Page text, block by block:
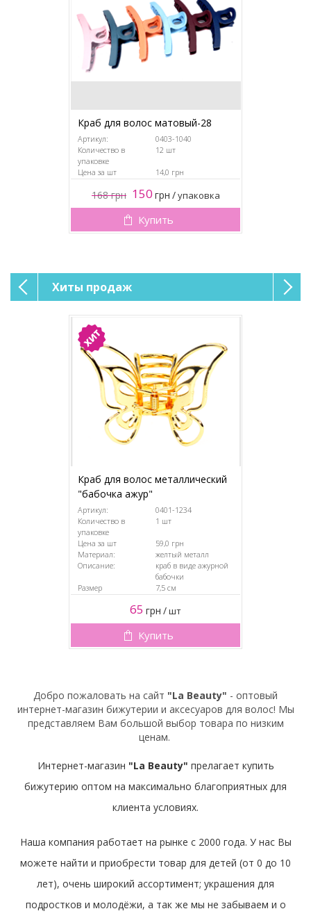
Краб для волос матовый-28
Артикул:
0403-1040
Количество в
упаковке
12 шт
Цена за шт 14,0 грн
168 грн 150 грн /упаковка
Купить
Хиты продаж
Краб для волос металлический
"бабочка ажур"
Артикул:
0401-1234
Количество в
упаковке
1 шт
Цена за шт
59,0 грн
Материал:
желтый металл
Описание:
краб в виде ажурной
бабочки
Размер
7,5 см
65 грн /шт
Купить
Добро пожаловать на сайт "La Beauty" - оптовый
интернет-магазин бижутерии и аксесуаров для волос! Мы
представляем Вам большой выбор товара по низким
ценам.
Интернет-магазин "La Beauty" прелагает купить
бижутерию оптом на максимально благоприятных для
клиента условиях.
Наша компания работает на рынке с 2000 года. У нас Вы
можете найти и приобрести товар для детей (от 0 до 10
лет), очень широкий ассортимент; украшения для
подростков и молодёжи, а так же мы не забываем и о